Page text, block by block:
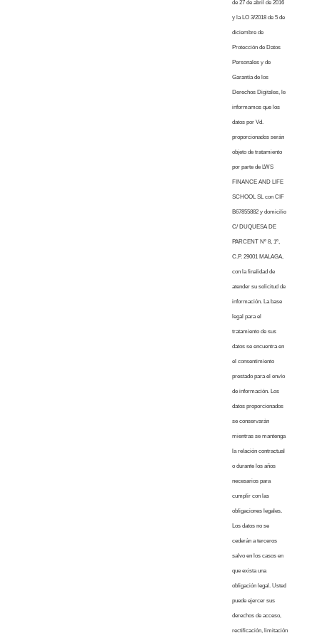
de 27 de abril de 2016
y la LO 3/2018 de 5 de
diciembre de
Protección de Datos
Personales y de
Garantía de los
Derechos Digitales, le
informamos que los
datos por Vd.
proporcionados serán
objeto de tratamiento
por parte de LWS
FINANCE AND LIFE
SCHOOL SL con CIF
B67855882 y domicilio
C/ DUQUESA DE
PARCENT Nº 8, 1º,
C.P. 29001 MALAGA,
con la finalidad de
atender su solicitud de
información. La base
legal para el
tratamiento de sus
datos se encuentra en
el consentimiento
prestado para el envío
de información. Los
datos proporcionados
se conservarán
mientras se mantenga
la relación contractual
o durante los años
necesarios para
cumplir con las
obligaciones legales.
Los datos no se
cederán a terceros
salvo en los casos en
que exista una
obligación legal. Usted
puede ejercer sus
derechos de acceso,
rectificación, limitación